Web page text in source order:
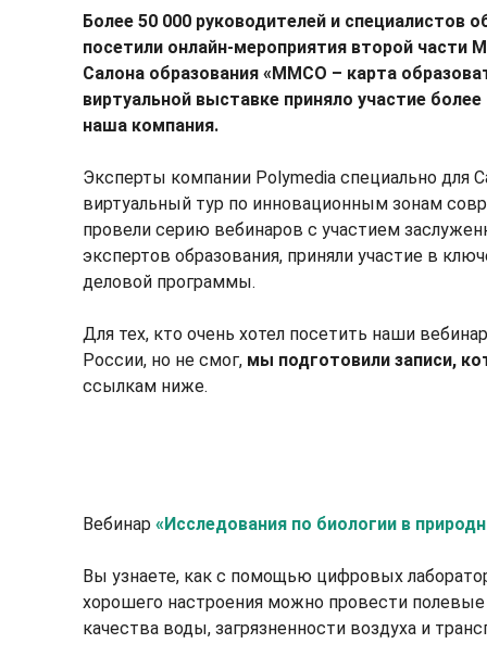
Более 50 000 руководителей и специалистов
посетили онлайн-мероприятия второй части
Салона образования «ММСО – карта
виртуальной выставке приняло участие
наша компания.
Эксперты компании Polymedia специально для
виртуальный тур по инновационным зонам
провели серию вебинаров с участием
экспертов образования, приняли участие в
деловой программы.
Для тех, кто очень хотел посетить наши
России, но не смог, мы подготовили записи,
ссылкам ниже.
Вебинар «Исследования по биологии в
Вы узнаете, как с помощью цифровых
хорошего настроения можно провести
качества воды, загрязненности воздуха и